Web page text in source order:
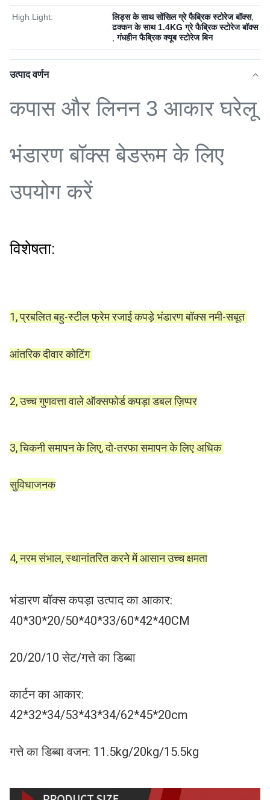
High Light: लिड्स के साथ सोंसिल ग्रे फैब्रिक स्टोरेज बॉक्स,
ढक्कन के साथ 1.4KG ग्रे फैब्रिक स्टोरेज बॉक्स
,गंधहीन फैब्रिक क्यूब स्टोरेज बिन
उत्पाद वर्णन
कपास और लिनन 3 आकार घरेलू
भंडारण बॉक्स बेडरूम के लिए
उपयोग करें
विशेषता:
1, प्रबलित बहु-स्टील फ्रेम रजाई कपड़े भंडारण बॉक्स नमी-सबूत
आंतरिक दीवार कोटिंग
2, उच्च गुणवत्ता वाले ऑक्सफोर्ड कपड़ा डबल ज़िप्पर
3, चिकनी समापन के लिए, दो-तरफा समापन के लिए अधिक
सुविधाजनक
4, नरम संभाल, स्थानांतरित करने में आसान उच्च क्षमता
भंडारण बॉक्स कपड़ा उत्पाद का आकार:
40*30*20/50*40*33/60*42*40CM
20/20/10 सेट/गत्ते का डिब्बा
कार्टन का आकार:
42*32*34/53*43*34/62*45*20cm
गत्ते का डिब्बा वजन: 11.5kg/20kg/15.5kg